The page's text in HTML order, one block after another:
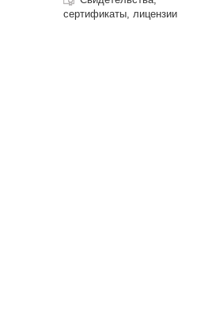
сертификаты, лицензии